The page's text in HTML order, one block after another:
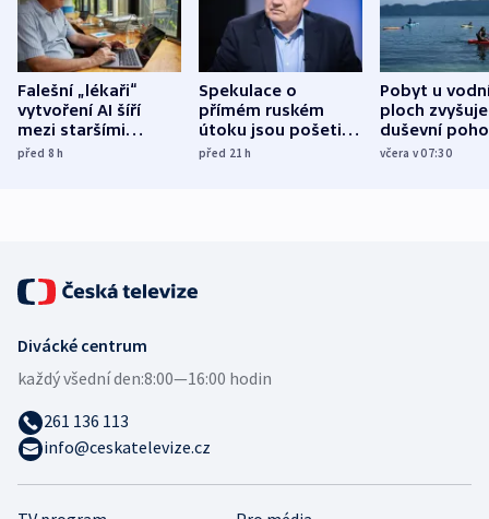
Falešní „lékaři“
vytvoření AI šíří
mezi staršími
Poláky nebezpečné
před 8h
Spekulace o
přímém ruském
útoku jsou pošetilé,
míní estonský
před 21h
Pobyt u
ploch zvyšuje
duševní
ukázala
včera v 07:30
Divácké centrum
každý všední den:8:00—16:00 hodin
261 136 113
info@ceskatelevize.cz